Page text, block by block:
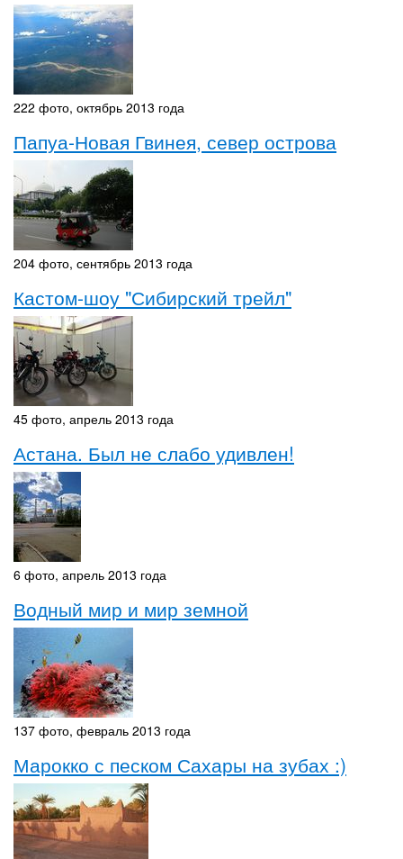
222 фото, октябрь 2013 года
Папуа-Новая Гвинея, север острова
204 фото, сентябрь 2013 года
Кастом-шоу "Сибирский трейл"
45 фото, апрель 2013 года
Астана. Был не слабо удивлен!
6 фото, апрель 2013 года
Водный мир и мир земной
137 фото, февраль 2013 года
Марокко с песком Сахары на зубах :)